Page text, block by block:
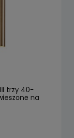
III trzy 40-
na